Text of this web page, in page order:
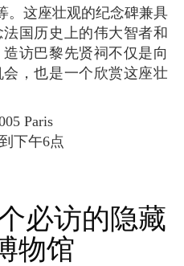
。这座壮观的纪念碑兼具
国历史上的伟大智者和
访巴黎先贤祠不仅是向
，也是一个欣赏这座壮
Paris
下午6点
物馆